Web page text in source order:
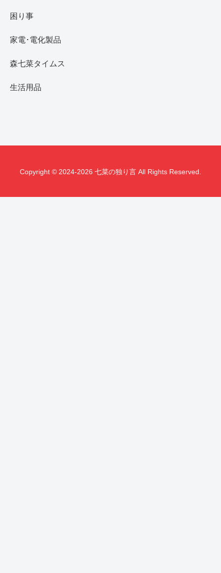
困り事
家電･電化製品
森七菜タイムス
生活用品
Copyright © 2024-2026 七菜の独り言 All Rights Reserved.